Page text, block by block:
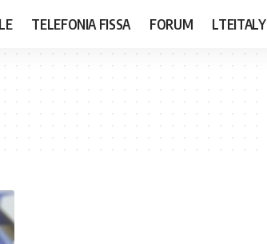
TELEFONIA FISSA FORUM LTEITALY